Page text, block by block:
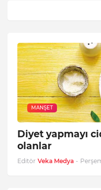
MANŞET
Diyet yapmayı
olanlar
Editör Veka Medya -